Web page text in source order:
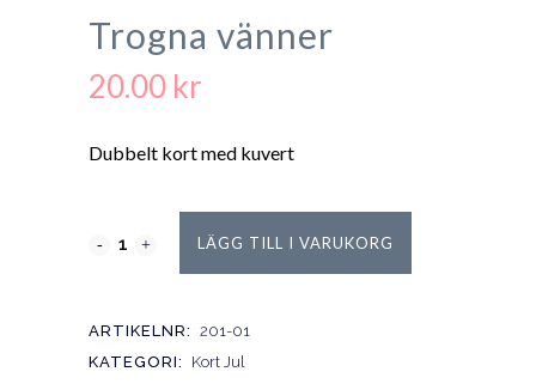
Trogna vänner
20.00 kr
Dubbelt kort med kuvert
LÄGG TILL I VARUKORG
ARTIKELNR: 201-01
KATEGORI:
Kort Jul